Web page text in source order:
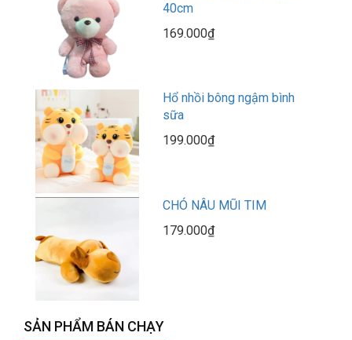
40cm
169.000₫
Hổ nhồi bông ngậm bình
sữa
199.000₫
CHÓ NÂU MŨI TIM
179.000₫
SẢN PHẨM BÁN CHẠY